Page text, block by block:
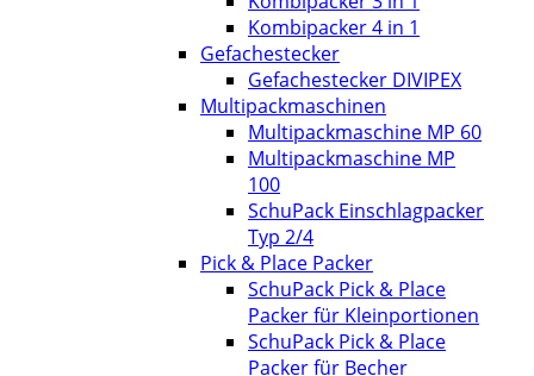
Kombipacker 4 in 1
Gefachestecker
Gefachestecker DIVIPEX
Multipackmaschinen
Multipackmaschine MP 60
Multipackmaschine MP
100
SchuPack Einschlagpacker
Typ 2/4
Pick & Place Packer
SchuPack Pick & Place
Packer für Kleinportionen
SchuPack Pick & Place
Packer für Becher